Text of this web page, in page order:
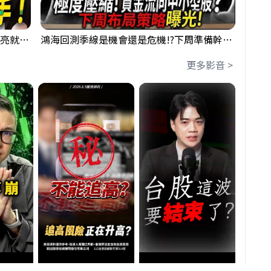
【貪婪時間】格局要打開，下週訊號一亮就出手！我不說的話還真一堆人不知道！｜錢進大趨勢 Mr.智霖 陳 2026/08/08 鴻海回測季線是機會還是危機!?下周準備幹大事?｜0807 #3661 #2317 #2317鴻海
更多影音 >